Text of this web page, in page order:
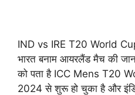
IND vs IRE T20 World
भारत बनाम आयरलैंड मैच की
को पता है ICC Mens T20
2024 से शुरू हो चुका है और